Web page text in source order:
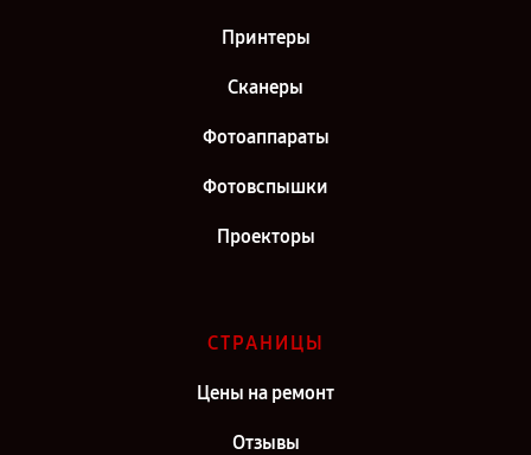
Принтеры
Сканеры
Фотоаппараты
Фотовспышки
Проекторы
СТРАНИЦЫ
Цены на ремонт
Отзывы